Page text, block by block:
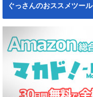
ぐっさんのおススメツール